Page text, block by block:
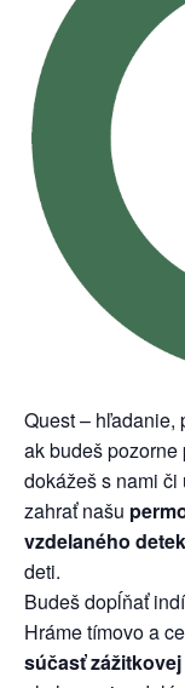
Quest –
ak budeš pozorne
dokážeš s nami
zahrať našu
vzdelaného
deti.
Budeš dopĺňať
Hráme tímovo a
súčasť